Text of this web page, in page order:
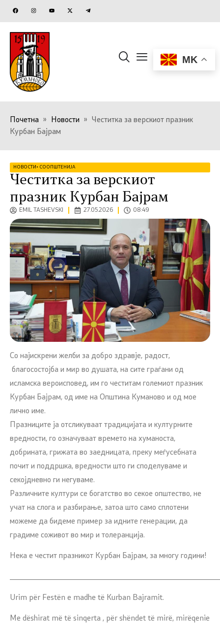
MK
Почетна » Новости »
Честитка за верскиот празник
Курбан Бајрам
НОВОСТИ • СООПШТЕНИЈА
Честитка за верскиот
празник Курбан Бајрам
EMIL TASHEVSKI 27.05.2026 08:49
Со најискрени желби за добро здравје, радост,
благосостојба и мир во душата, на сите граѓани од
исламска вероисповед, им го честитам големиот празник
Курбан Бајрам, од име на Општина Куманово и од мое
лично име.
Празниците ја отсликуваат традицијата и културните
вредности, го означуваат времето на хуманоста,
добрината, грижата во заедницата, преку меѓусебната
почит и поддршка, вредности што ги споделуваме и
секојдневно ги негуваме.
Различните култури се богатство во секое општество, не
учат на слога и разбирање, затоа што само сплотени
можеме да бидеме пример за идните генерации, да
градиме соживот во мир и толеранција.
Нека е честит празникот Курбан Бајрам, за многу години!
Urim për Festën e madhe të Kurban Bajramit.
Me dëshirat më të sinqerta , për shëndet të mirë, mirëqenie